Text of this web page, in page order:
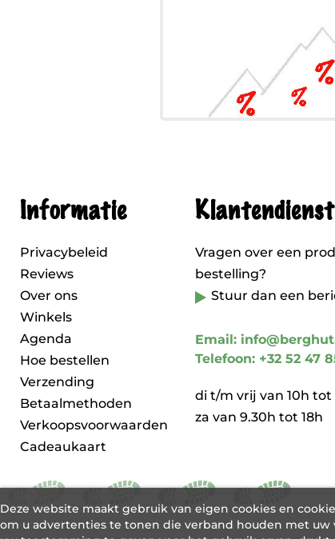
Informatie
Privacybeleid
Reviews
Over ons
Winkels
Agenda
Hoe bestellen
Verzending
Betaalmethoden
Verkoopsvoorwaarden
Cadeaukaart
Klantendienst
Vragen over een
bestelling?
Stuur dan een
Email:
Telefoon: +32 52 47
di t/m vrij van 10h tot
za van 9.30h tot 18h
Deze website maakt gebruik van eigen cookies en
om u advertenties te tonen die verband houden met uw